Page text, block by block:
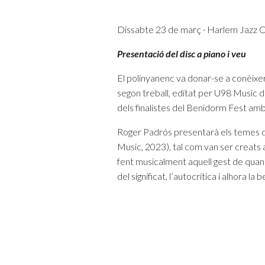
Dissabte 23 de març · Harlem Jazz
Presentació del disc a piano i veu
El polinyanenc va donar-se a
segon treball, editat per U98 Music
dels finalistes del Benidorm Fest
Roger Padrós presentarà els temes
Music, 2023), tal com van ser creats
fent musicalment aquell gest de
del significat, l’autocrítica i alhora la